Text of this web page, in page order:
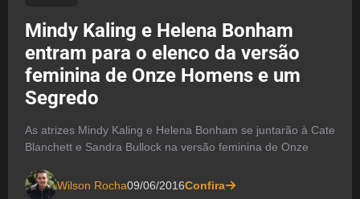
Mindy Kaling e Helena Bonham
entram para o elenco da versão
feminina de Onze Homens e um
Segredo
As atrizes Mindy Kaling e Helena Bonham se juntarão à Cate
Blanchett e Sandra Bullock na versão feminina de Onze
Wilson Rocha09/06/2016Confira